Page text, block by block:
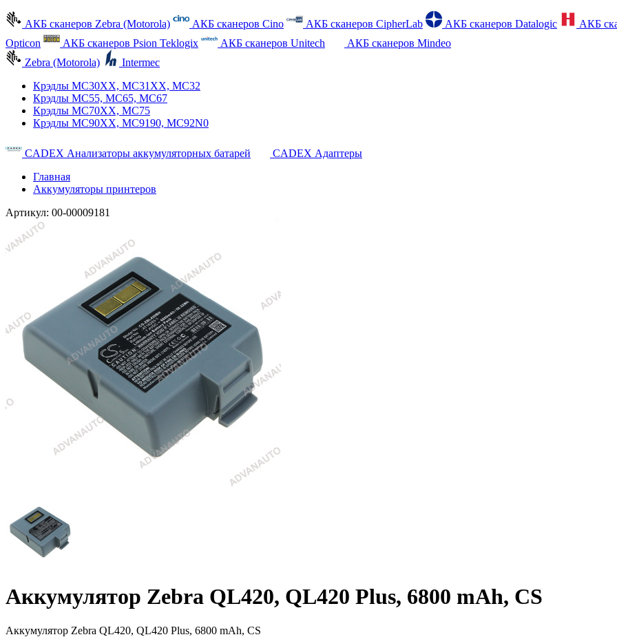
АКБ сканеров Zebra (Motorola) АКБ сканеров Cino АКБ сканеров CipherLab АКБ сканеров Datalogic АКБ
Opticon
АКБ сканеров Psion Teklogix АКБ сканеров Unitech
АКБ сканеров Mindeo
Zebra (Motorola)
Intermec
Крэдлы MC30XX, MC31XX, MC32
Крэдлы MC55, MC65, MC67
Крэдлы MC70XX, MC75
Крэдлы MC90XX, MC9190, MC92N0
CADEX Анализаторы аккумуляторных батарей
CADEX Адаптеры
Главная
Аккумуляторы принтеров
Артикул: 00-00009181
Аккумулятор Zebra QL420, QL420 Plus, 6800 mAh, CS
Аккумулятор Zebra QL420, QL420 Plus, 6800 mAh, CS